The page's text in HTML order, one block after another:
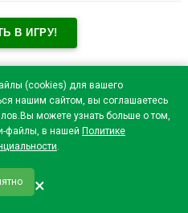
(cookies) для вашего
нашим сайтом, вы соглашаетесь
можете узнать больше о том,
файлы, в нашей Политике
.
×
В ИГРУ!